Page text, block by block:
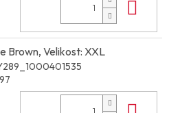
Brown, Velikost: XXL